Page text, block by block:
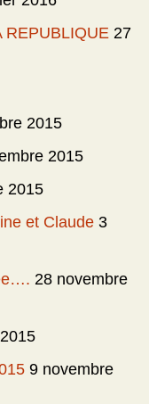
REPUBLIQUE 27
2015
2015
2015
et Claude 3
28 novembre
9 novembre